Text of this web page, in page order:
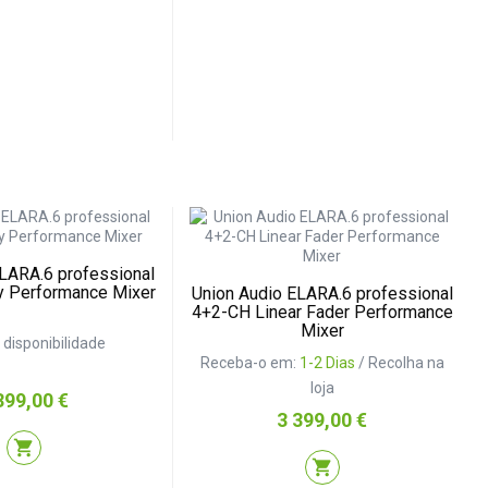
professional
Performance Mixer
€
shopping_cart
Union Audio ELARA.6 professional
4+2-CH Linear Fader Performance
Mixer
Receba-o em: 1-2 Dias / Recolha na
loja
Preço
3 399,00 €
shopping_cart